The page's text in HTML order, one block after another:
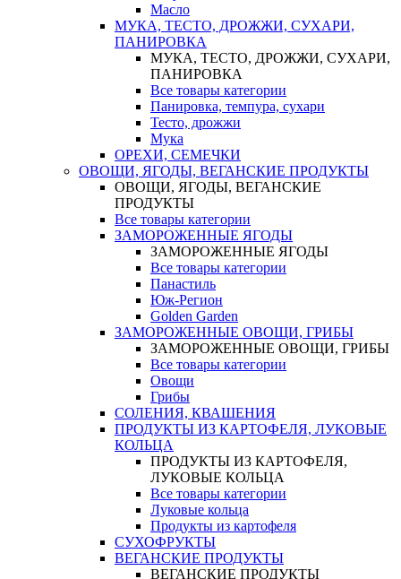
Масло
МУКА, ТЕСТО, ДРОЖЖИ, СУХАРИ,
ПАНИРОВКА
МУКА, ТЕСТО, ДРОЖЖИ, СУХАРИ,
ПАНИРОВКА
Все товары категории
Панировка, темпура, сухари
Тесто, дрожжи
Мука
ОРЕХИ, СЕМЕЧКИ
ОВОЩИ, ЯГОДЫ, ВЕГАНСКИЕ ПРОДУКТЫ
ОВОЩИ, ЯГОДЫ, ВЕГАНСКИЕ
ПРОДУКТЫ
Все товары категории
ЗАМОРОЖЕННЫЕ ЯГОДЫ
ЗАМОРОЖЕННЫЕ ЯГОДЫ
Все товары категории
Панастиль
Юж-Регион
Golden Garden
ЗАМОРОЖЕННЫЕ ОВОЩИ, ГРИБЫ
ЗАМОРОЖЕННЫЕ ОВОЩИ, ГРИБЫ
Все товары категории
Овощи
Грибы
СОЛЕНИЯ, КВАШЕНИЯ
ПРОДУКТЫ ИЗ КАРТОФЕЛЯ, ЛУКОВЫЕ
КОЛЬЦА
ПРОДУКТЫ ИЗ КАРТОФЕЛЯ,
ЛУКОВЫЕ КОЛЬЦА
Все товары категории
Луковые кольца
Продукты из картофеля
СУХОФРУКТЫ
ВЕГАНСКИЕ ПРОДУКТЫ
ВЕГАНСКИЕ ПРОДУКТЫ